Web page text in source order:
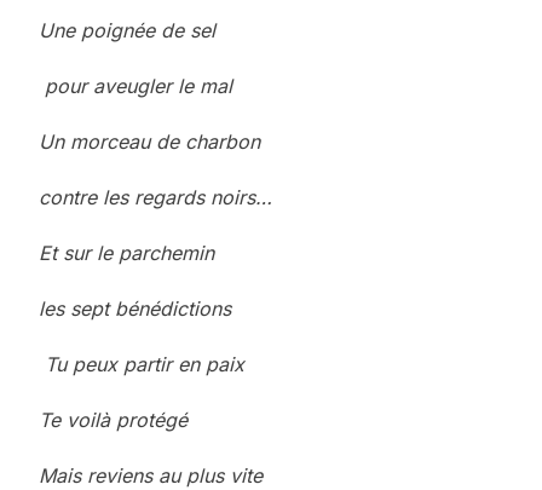
Une poignée de sel
pour aveugler le mal
Un morceau de charbon
contre les regards noirs…
Et sur le parchemin
les sept bénédictions
Tu peux partir en paix
Te voilà protégé
Mais reviens au plus vite